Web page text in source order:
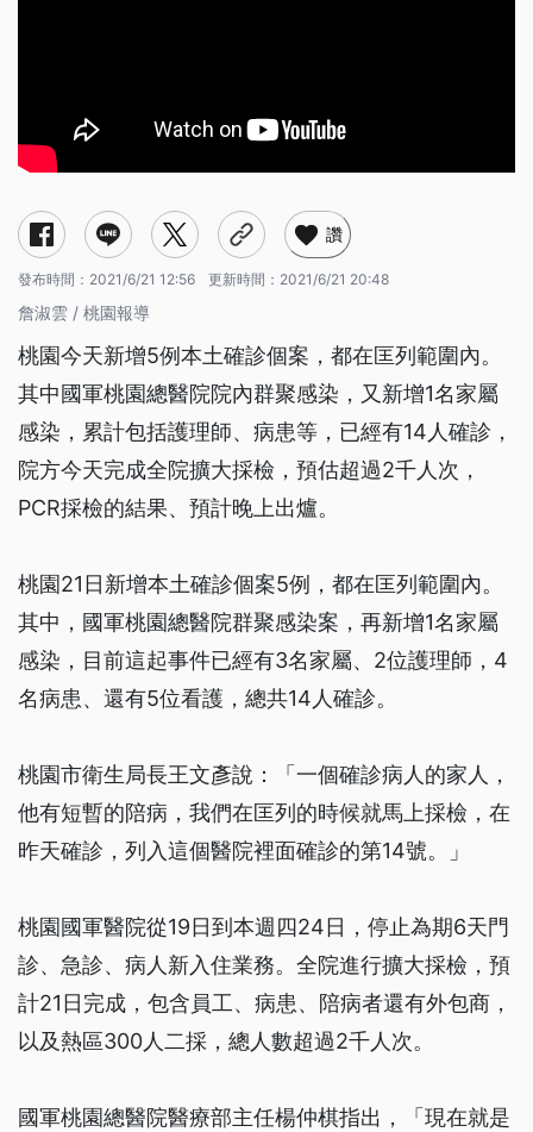
讚
發布時間： 2021/6/21 12:56 更新時間： 2021/6/21 20:48
詹淑雲 / 桃園報導
桃園今天新增5例本土確診個案，都在匡列範圍內。
其中國軍桃園總醫院院內群聚感染，又新增1名家屬
感染，累計包括護理師、病患等，已經有14人確診，
院方今天完成全院擴大採檢，預估超過2千人次，
PCR採檢的結果、預計晚上出爐。
桃園21日新增本土確診個案5例，都在匡列範圍內。
其中，國軍桃園總醫院群聚感染案，再新增1名家屬
感染，目前這起事件已經有3名家屬、2位護理師，4
名病患、還有5位看護，總共14人確診。
桃園市衛生局長王文彥說：「一個確診病人的家人，
他有短暫的陪病，我們在匡列的時候就馬上採檢，在
昨天確診，列入這個醫院裡面確診的第14號。」
桃園國軍醫院從19日到本週四24日，停止為期6天門
診、急診、病人新入住業務。全院進行擴大採檢，預
計21日完成，包含員工、病患、陪病者還有外包商，
以及熱區300人二採，總人數超過2千人次。
國軍桃園總醫院醫療部主任楊仲棋指出，「現在就是